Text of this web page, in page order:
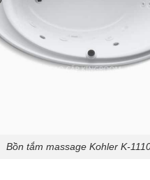
Bồn tắm massage Kohler K-